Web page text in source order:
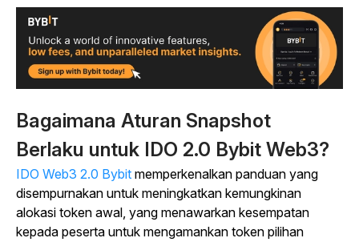
Bagaimana Aturan Snapshot
Berlaku untuk IDO 2.0 Bybit Web3?
IDO Web3 2.0 Bybit memperkenalkan panduan yang
disempurnakan untuk meningkatkan kemungkinan
alokasi token awal, yang menawarkan kesempatan
kepada peserta untuk mengamankan token pilihan